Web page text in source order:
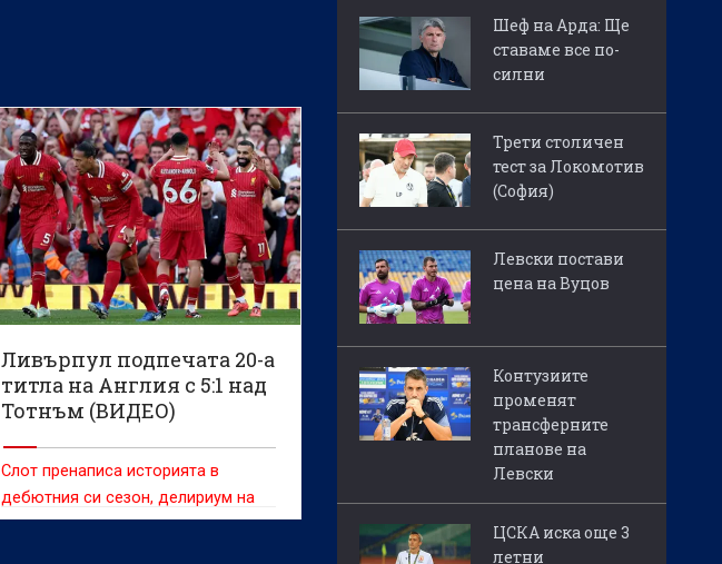
Ливърпул подпечата 20-а
титла на Англия с 5:1 над
Тотнъм (ВИДЕО)
Слот пренаписа историята в
дебютния си сезон, делириум на
„Анфийлд“
Шеф на Арда: Ще
ставаме все по-
силни
Трети столичен
тест за Локомотив
(София)
Левски постави
цена на Вуцов
Контузиите
променят
трансферните
планове на
Левски
ЦСКА иска още 3
летни